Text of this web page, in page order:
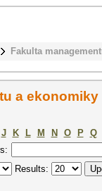
Fakulta
a
J K L M N O P
Q
Results: